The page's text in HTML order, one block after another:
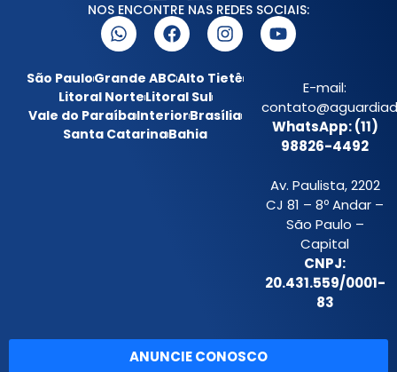
NOS ENCONTRE NAS REDES SOCIAIS:
São PauloGrande ABCAlto Tietê
Litoral NorteLitoral Sul
Vale do ParaíbaInteriorBrasília
Santa CatarinaBahia
E-mail:
WhatsApp: (11)
98826-4492
Av. Paulista, 2202
CJ 81 – 8º Andar –
São Paulo –
Capital
CNPJ:
20.431.559/0001-
83
ANUNCIE CONOSCO